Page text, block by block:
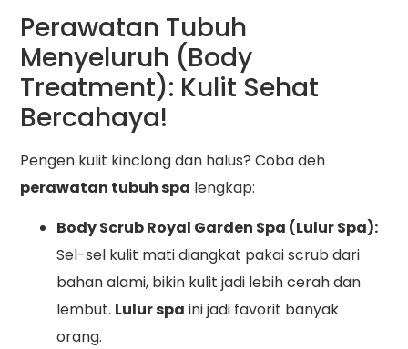
Perawatan Tubuh
Menyeluruh (Body
Treatment): Kulit Sehat
Bercahaya!
Pengen kulit kinclong dan halus? Coba deh
perawatan tubuh spa lengkap:
Body Scrub Royal Garden Spa (Lulur Spa):
Sel-sel kulit mati diangkat pakai scrub dari
bahan alami, bikin kulit jadi lebih cerah dan
lembut. Lulur spa ini jadi favorit banyak
orang.